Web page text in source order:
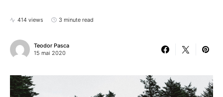
414 views 3 minute read
Teodor Pasca
15 mai 2020